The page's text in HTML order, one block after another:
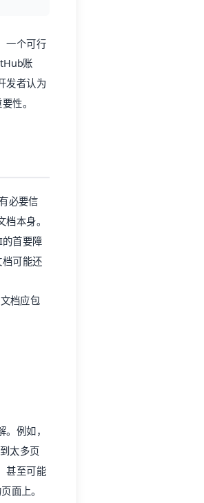
一个可行
账
发者认为
性。
必要信
档本身。
首要障
可能还
档应包
例如，
太多页
甚至可能
面上。